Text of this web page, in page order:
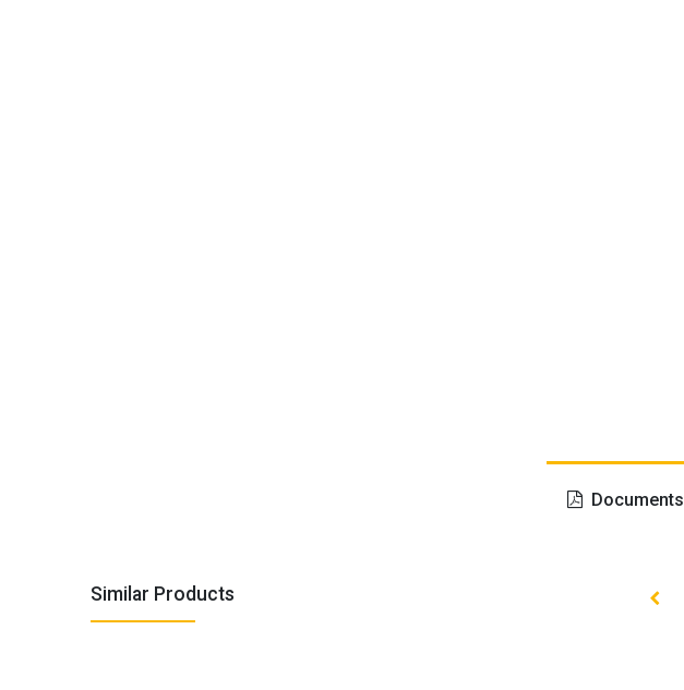
Documents
Similar Products